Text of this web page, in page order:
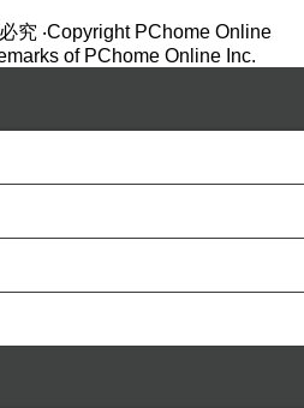
究 ‧Copyright PChome Online
of PChome Online Inc.